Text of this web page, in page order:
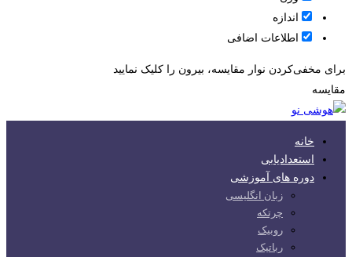
اندازه
اطلاعات اضافی
برای مخفی‌کردن نوار مقایسه، بیرون را کلیک نمایید
مقایسه
خانه
استعدادیابی
دوره های آموزشی
زبان انگلیسی
چرتکه
روبیک
رباتیک